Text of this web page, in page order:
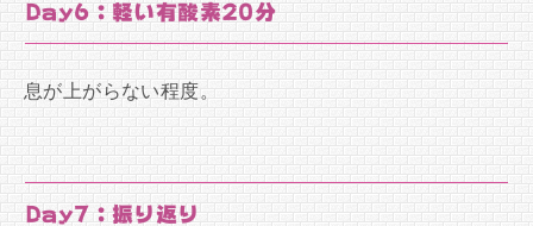
Day6：軽い有酸素20分
息が上がらない程度。
Day7：振り返り